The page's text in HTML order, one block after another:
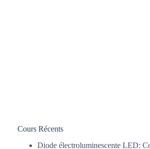
Cours Récents
Diode électroluminescente LED: